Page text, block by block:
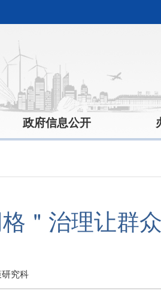
政府信息公开
＂治理让群
究科